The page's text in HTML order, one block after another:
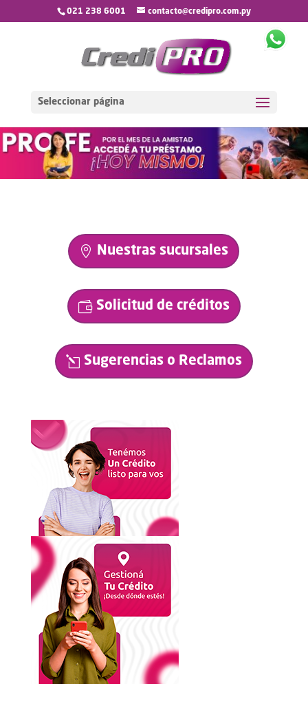
021 238 6001 contacto@credipro.com.py
Seleccionar página
Nuestras sucursales
Solicitud de créditos
Sugerencias o Reclamos